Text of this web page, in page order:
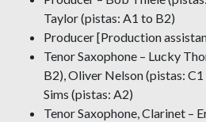
Taylor (pistas: A1 to B2)
Producer [Production
Tenor Saxophone – Lucky
B2), Oliver Nelson (pistas:
Sims (pistas: A2)
Tenor Saxophone, Clarinet –